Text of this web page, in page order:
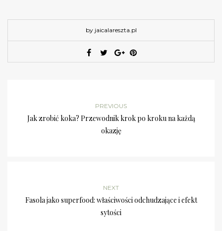
by jaicalareszta.pl
PREVIOUS
Jak zrobić koka? Przewodnik krok po kroku na każdą
okazję
NEXT
Fasola jako superfood: właściwości odchudzające i efekt
sytości